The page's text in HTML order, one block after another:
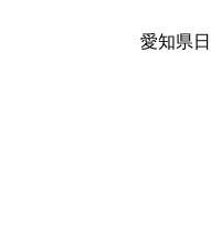
愛知県